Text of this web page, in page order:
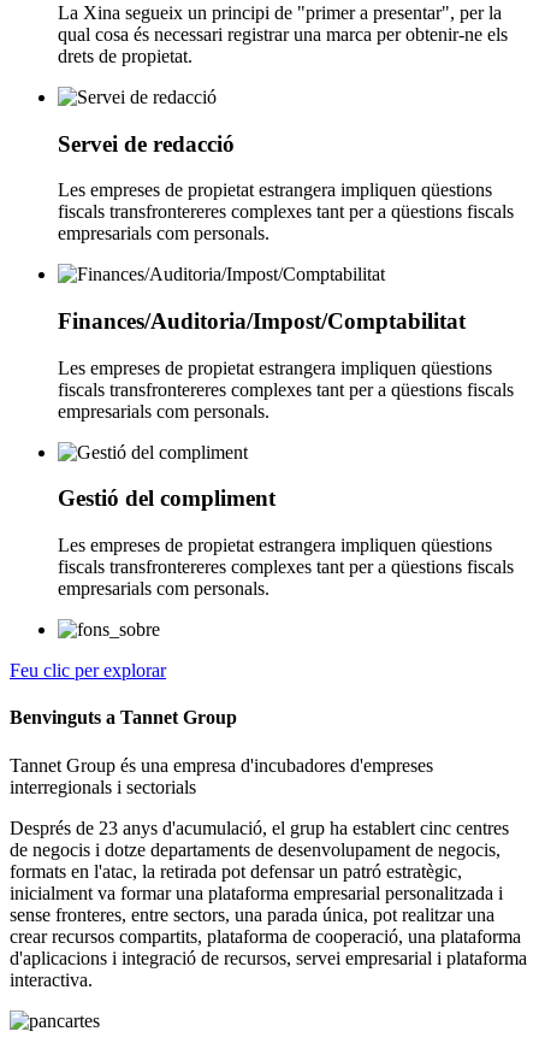
La Xina segueix un principi de "primer a presentar", per la
qual cosa és necessari registrar una marca per obtenir-ne els
drets de propietat.
Servei de redacció
Les empreses de propietat estrangera impliquen qüestions
fiscals transfrontereres complexes tant per a qüestions fiscals
empresarials com personals.
Finances/Auditoria/Impost/Comptabilitat
Les empreses de propietat estrangera impliquen qüestions
fiscals transfrontereres complexes tant per a qüestions fiscals
empresarials com personals.
Gestió del compliment
Les empreses de propietat estrangera impliquen qüestions
fiscals transfrontereres complexes tant per a qüestions fiscals
empresarials com personals.
Feu clic per explorar
Benvinguts a Tannet Group
Tannet Group és una empresa d'incubadores d'empreses
interregionals i sectorials
Després de 23 anys d'acumulació, el grup ha establert cinc centres
de negocis i dotze departaments de desenvolupament de negocis,
formats en l'atac, la retirada pot defensar un patró estratègic,
inicialment va formar una plataforma empresarial personalitzada i
sense fronteres, entre sectors, una parada única, pot realitzar una
crear recursos compartits, plataforma de cooperació, una plataforma
d'aplicacions i integració de recursos, servei empresarial i plataforma
interactiva.